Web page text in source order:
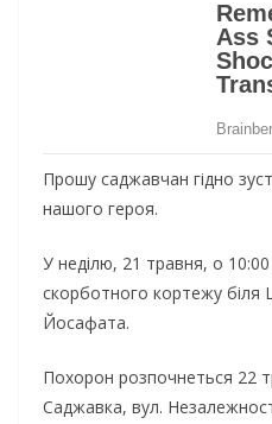
Прошу саджавчан гідно
нашого героя.
У неділю, 21 травня, о 10:00
скорботного кортежу
Йосафата.
Похорон розпочнеться 22
Саджавка, вул.